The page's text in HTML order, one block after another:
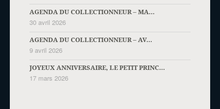
AGENDA DU COLLECTIONNEUR – MA...
30 avril 2026
AGENDA DU COLLECTIONNEUR – AV...
9 avril 2026
JOYEUX ANNIVERSAIRE, LE PETIT PRINC...
17 mars 2026